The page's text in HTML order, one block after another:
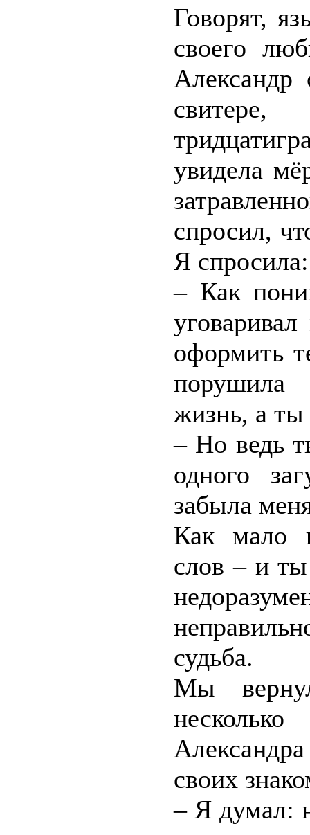
Говорят,
своего
увидела
спросил,
Я спросила:
– Как
оформить
порушила
жизнь, а ты
– Но ведь
одного
забыла
Как мало
слов – и
судьба.
Мы
своих
– Я думал: